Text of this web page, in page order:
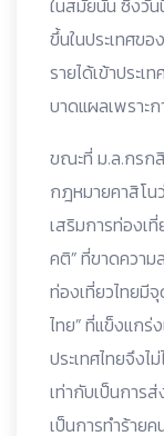
ในสมัยนั้น ซึ่งวัน
ขึ้นในประเทศขอ
รายได้เข้าประเ
บาดแผลเพราะ
ขณะที่ ม.ล.กรก
กฎหมายคาสิโน
เสริมการท่องเ
คติ” ที่ขาดความ
ท่องเที่ยวไทยมี
ไทย” ที่แข็งแกร่
ประเทศไทยจึงไ
เท่ากับเป็นการ
เป็นการทำร้าย